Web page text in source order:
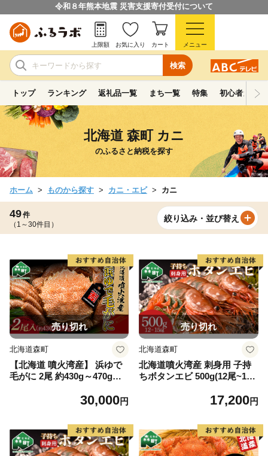
令和８年熊本地震 災害支援寄付受付について
検索
上限額 お気に入り カート メニュー
トップ ランキング 返礼品一覧 まち一覧 特集 初心者ガイド
北海道 森町 カニ
のふるさと納税を探す
ホーム ものから探す カニ・エビ カニ
49件
（1～30件目）
絞り込み・並び替え
売り切れ
北海道森町
【北海道 噴火湾産】 浜ゆで
毛がに 2尾 約430g～470g＜
ニ 蟹 ガニ がに 森町 ふるさ
30,000円
売り切れ
北海道森町
北海道噴火湾産 刺身用 子持
ちボタンエビ 500g(12尾~15
ぼたんえび ボタンエビ 牡丹
17,200円